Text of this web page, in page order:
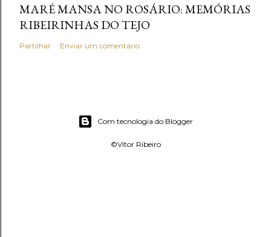
MARÉ MANSA NO ROSÁRIO: MEMÓRIAS
RIBEIRINHAS DO TEJO
Partilhar Enviar um comentário
Com tecnologia do Blogger
©Vítor Ribeiro